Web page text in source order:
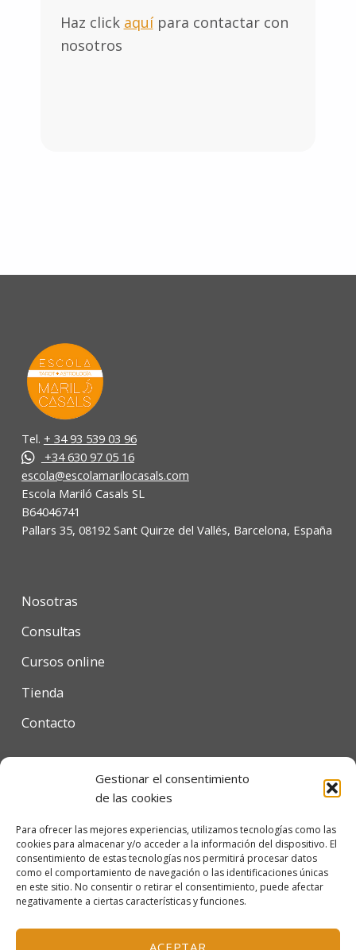
Gestionar el consentimiento
de las cookies
Para ofrecer las mejores experiencias, utilizamos tecnologías como las
cookies para almacenar y/o acceder a la información del dispositivo. El
consentimiento de estas tecnologías nos permitirá procesar datos
como el comportamiento de navegación o las identificaciones únicas
en este sitio. No consentir o retirar el consentimiento, puede afectar
negativamente a ciertas características y funciones.
ACEPTAR
Haz click aquípara contactar con
nosotros
Tel. + 34 93 539 03 96
+34 630 97 05 16
escola@escolamarilocasals.com
Escola Mariló Casals SL
B64046741
Pallars 35, 08192 Sant Quirze del Vallés, Barcelona, España
Nosotras
Consultas
Cursos online
Tienda
Contacto
Condiciones de uso
Política de privacidad
Política de cookies
Inscrita en el Registro Mercantil de Barcelona, tomo